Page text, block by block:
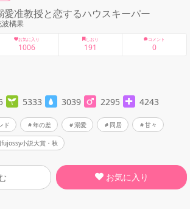
愛准教授と恋するハウスキーパー
波橘果
お気に入り
1006
しおり
191
コメント
0
5333 3039 2295 4243
ド 年の差 溺愛 同居 甘々
小説大賞・秋
お気に入り